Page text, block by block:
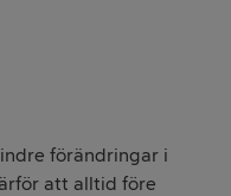
förändringar i
att alltid före